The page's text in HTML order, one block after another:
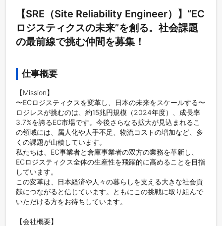
【SRE（Site Reliability Engineer）】“EC
ロジスティクスの未来”を創る。社会課題
の最前線で挑む仲間を募集！
仕事概要
【Mission】
〜ECロジスティクスを変革し、日本の未来をスケールする〜
ロジレスが挑むのは、約15兆円規模（2024年度）、成長率
3.7%を誇るEC市場です。今後さらなる拡大が見込まれるこ
の領域には、属人化や人手不足、物流コストの増加など、多
くの課題が山積しています。
私たちは、EC事業者と倉庫事業者の双方の業務を革新し、
ECロジスティクス全体の生産性を飛躍的に高めることを目指
しています。
この変革は、日本経済や人々の暮らしを支える大きな社会貢
献につながると信じています。ともにこの挑戦に取り組んで
いただける方をお待ちしています。
【会社概要】